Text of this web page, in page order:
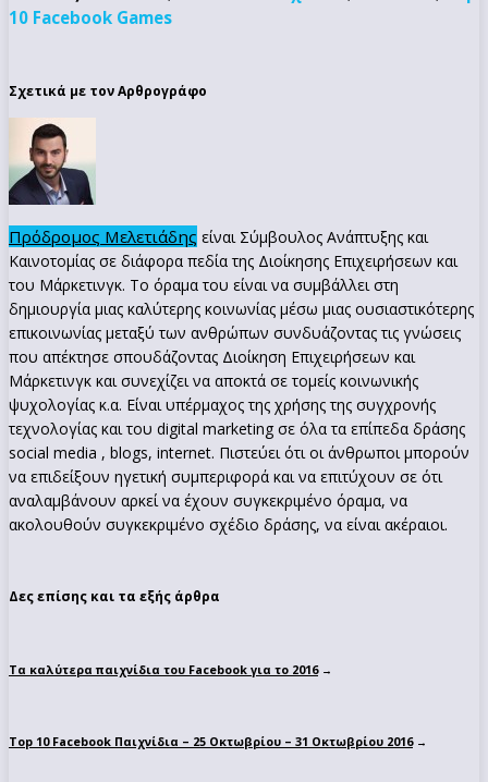
10 Facebook Games
Σχετικά με τον Αρθρογράφο
Πρόδρομος Μελετιάδης είναι Σύμβουλος Ανάπτυξης και
Καινοτομίας σε διάφορα πεδία της Διοίκησης Επιχειρήσεων και
του Μάρκετινγκ. Το όραμα του είναι να συμβάλλει στη
δημιουργία μιας καλύτερης κοινωνίας μέσω μιας ουσιαστικότερης
επικοινωνίας μεταξύ των ανθρώπων συνδυάζοντας τις γνώσεις
που απέκτησε σπουδάζοντας Διοίκηση Επιχειρήσεων και
Μάρκετινγκ και συνεχίζει να αποκτά σε τομείς κοινωνικής
ψυχολογίας κ.α. Είναι υπέρμαχος της χρήσης της συγχρονής
τεχνολογίας και του digital marketing σε όλα τα επίπεδα δράσης
social media , blogs, internet. Πιστεύει ότι οι άνθρωποι μπορούν
να επιδείξουν ηγετική συμπεριφορά και να επιτύχουν σε ότι
αναλαμβάνουν αρκεί να έχουν συγκεκριμένο όραμα, να
ακολουθούν συγκεκριμένο σχέδιο δράσης, να είναι ακέραιοι.
Δες επίσης και τα εξής άρθρα
Τα καλύτερα παιχνίδια του Facebook για το 2016→
Top 10 Facebook Παιχνίδια – 25 Οκτωβρίου – 31 Οκτωβρίου 2016→